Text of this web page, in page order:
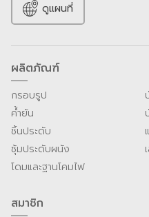
ดูแผนที่
ผลิตภัณฑ์
กรอบรูป
ค้ำยัน
ชิ้นประดับ
ซุ้มประดับผนัง
โดมและฐานโคมไฟ
สมาชิก